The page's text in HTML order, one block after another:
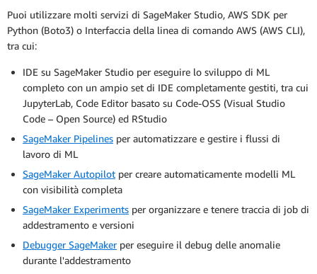
Puoi utilizzare molti servizi di SageMaker Studio, AWS SDK per
Python (Boto3) o Interfaccia della linea di comando AWS (AWS CLI),
tra cui:
IDE su SageMaker Studio per eseguire lo sviluppo di ML
completo con un ampio set di IDE completamente gestiti, tra cui
JupyterLab, Code Editor basato su Code-OSS (Visual Studio
Code – Open Source) ed RStudio
SageMaker Pipelines per automatizzare e gestire i flussi di
lavoro di ML
SageMaker Autopilot per creare automaticamente modelli ML
con visibilità completa
SageMaker Experiments per organizzare e tenere traccia di job di
addestramento e versioni
Debugger SageMakerper eseguire il debug delle anomalie
durante l'addestramento